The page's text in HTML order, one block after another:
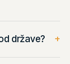
države? +